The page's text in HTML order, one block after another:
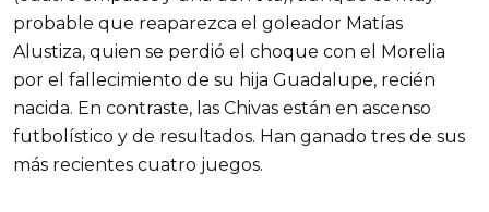
probable que reaparezca el goleador Matías
Alustiza, quien se perdió el choque con el Morelia
por el fallecimiento de su hija Guadalupe, recién
nacida. En contraste, las Chivas están en ascenso
futbolístico y de resultados. Han ganado tres de sus
más recientes cuatro juegos.